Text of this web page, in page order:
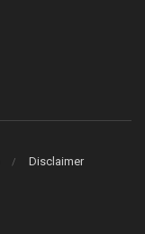
Disclaimer